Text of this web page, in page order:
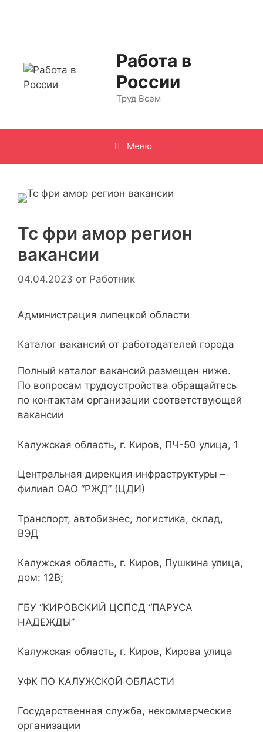
Работа в
России
Труд Всем
Меню
Тс фри амор регион
вакансии
04.04.2023 от Работник
Администрация липецкой области
Каталог вакансий от работодателей города
Полный каталог вакансий размещен ниже.
По вопросам трудоустройства обращайтесь
по контактам организации соответствующей
вакансии
Калужская область, г. Киров, ПЧ-50 улица, 1
Центральная дирекция инфраструктуры –
филиал ОАО “РЖД” (ЦДИ)
Транспорт, автобизнес, логистика, склад,
ВЭД
Калужская область, г. Киров, Пушкина улица,
дом: 12В;
ГБУ “КИРОВСКИЙ ЦСПСД “ПАРУСА
НАДЕЖДЫ”
Калужская область, г. Киров, Кирова улица
УФК ПО КАЛУЖСКОЙ ОБЛАСТИ
Государственная служба, некоммерческие
организации